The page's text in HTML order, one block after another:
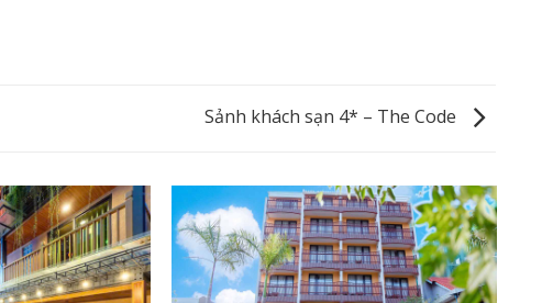
Sảnh khách sạn 4* – The Code